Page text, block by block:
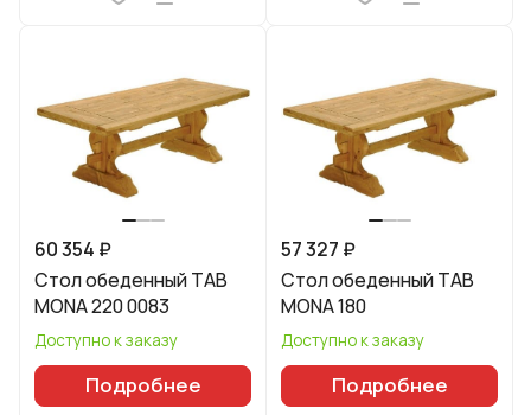
60 354 ₽
Стол обеденный TAB
MONA 220 0083
Доступно к заказу
Подробнее
57 327 ₽
Стол обеденный TAB
MONA 180
Доступно к заказу
Подробнее